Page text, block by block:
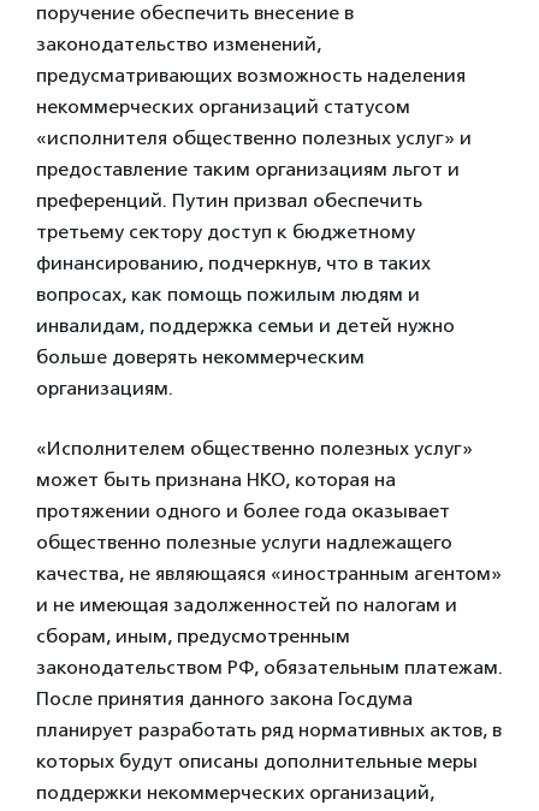
поручение обеспечить внесение в
законодательство изменений,
предусматривающих возможность наделения
некоммерческих организаций статусом
«исполнителя общественно полезных услуг» и
предоставление таким организациям льгот и
преференций. Путин призвал обеспечить
третьему сектору доступ к бюджетному
финансированию, подчеркнув, что в таких
вопросах, как помощь пожилым людям и
инвалидам, поддержка семьи и детей нужно
больше доверять некоммерческим
организациям.
«Исполнителем общественно полезных услуг»
может быть признана НКО, которая на
протяжении одного и более года оказывает
общественно полезные услуги надлежащего
качества, не являющаяся «иностранным агентом»
и не имеющая задолженностей по налогам и
сборам, иным, предусмотренным
законодательством РФ, обязательным платежам.
После принятия данного закона Госдума
планирует разработать ряд нормативных актов, в
которых будут описаны дополнительные меры
поддержки некоммерческих организаций,